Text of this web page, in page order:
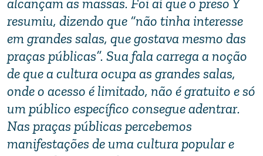
resumiu, dizendo que “não tinha interesse
em grandes salas, que gostava mesmo das
praças públicas”. Sua fala carrega a noção
de que a cultura ocupa as grandes salas,
onde o acesso é limitado, não é gratuito e só
um público específico consegue adentrar.
Nas praças públicas percebemos
manifestações de uma cultura popular e